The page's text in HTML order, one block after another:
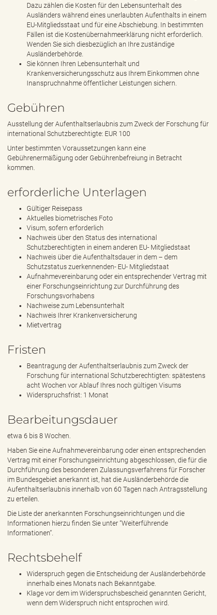
Dazu zählen die Kosten für den Lebensunterhalt des
Ausländers während eines unerlaubten Aufenthalts in einem
EU-Mitgliedsstaat und für eine Abschiebung. In bestimmten
Fällen ist die Kostenübernahmeerklärung nicht erforderlich.
Wenden Sie sich diesbezüglich an Ihre zuständige
Ausländerbehörde.
Sie können Ihren Lebensunterhalt und
Krankenversicherungsschutz aus Ihrem Einkommen ohne
Inanspruchnahme öffentlicher Leistungen sichern.
Gebühren
Ausstellung der Aufenthaltserlaubnis zum Zweck der Forschung für
international Schutzberechtigte: EUR 100
Unter bestimmten Voraussetzungen kann eine
Gebührenermäßigung oder Gebührenbefreiung in Betracht
kommen.
erforderliche Unterlagen
Gültiger Reisepass
Aktuelles biometrisches Foto
Visum, sofern erforderlich
Nachweis über den Status des international
Schutzberechtigten in einem anderen EU- Mitgliedstaat
Nachweis über die Aufenthaltsdauer in dem – dem
Schutzstatus zuerkennenden- EU- Mitgliedstaat
Aufnahmevereinbarung oder ein entsprechender Vertrag mit
einer Forschungseinrichtung zur Durchführung des
Forschungsvorhabens
Nachweise zum Lebensunterhalt
Nachweis Ihrer Krankenversicherung
Mietvertrag
Fristen
Beantragung der Aufenthaltserlaubnis zum Zweck der
Forschung für international Schutzberechtigten: spätestens
acht Wochen vor Ablauf Ihres noch gültigen Visums
Widerspruchsfrist: 1 Monat
Bearbeitungsdauer
etwa 6 bis 8 Wochen.
Haben Sie eine Aufnahmevereinbarung oder einen entsprechenden
Vertrag mit einer Forschungseinrichtung abgeschlossen, die für die
Durchführung des besonderen Zulassungsverfahrens für Forscher
im Bundesgebiet anerkannt ist, hat die Ausländerbehörde die
Aufenthaltserlaubnis innerhalb von 60 Tagen nach Antragsstellung
zu erteilen.
Die Liste der anerkannten Forschungseinrichtungen und die
Informationen hierzu finden Sie unter “Weiterführende
Informationen“.
Rechtsbehelf
Widerspruch gegen die Entscheidung der Ausländerbehörde
innerhalb eines Monats nach Bekanntgabe.
Klage vor dem im Widerspruchsbescheid genannten Gericht,
wenn dem Widerspruch nicht entsprochen wird.